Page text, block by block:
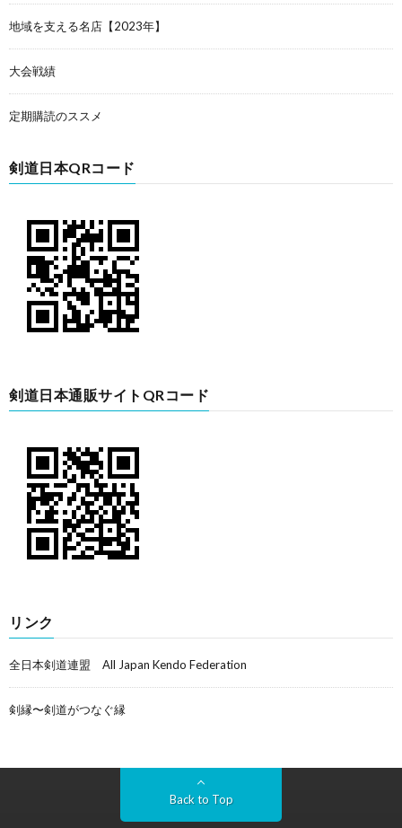
地域を支える名店【2023年】
大会戦績
定期購読のススメ
剣道日本QRコード
剣道日本通販サイトQRコード
リンク
全日本剣道連盟 All Japan Kendo Federation
剣縁〜剣道がつなぐ縁
Back to Top